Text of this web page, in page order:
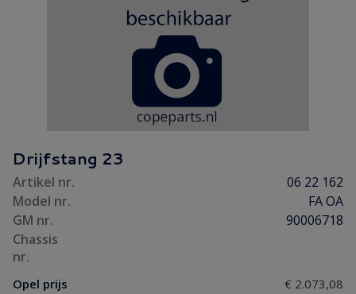
Drijfstang 23
Artikel nr.
06 22 162
Model nr.
FA OA
GM nr.
90006718
Chassis
nr.
Opel prijs
€ 2.073,08